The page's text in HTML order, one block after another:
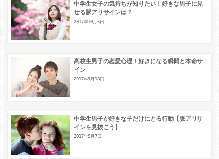
中学生女子の気持ちが知りたい！好きな男子に見
せる脈アリサインは？
2017年10月5日
高校生男子の恋愛心理！好きになる瞬間と本命サ
イン
2017年9月18日
中学生男子が好きな子だけにとる行動【脈アリサ
インを見抜こう】
2017年9月7日